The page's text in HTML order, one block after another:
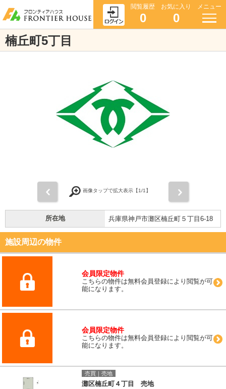
閲覧履歴
0
お気に入り
0
メニュー
楠丘町5丁目
画像タップで拡大表示【1/1】
所在地 兵庫県神戸市灘区楠丘町５丁目6-18
施設周辺の物件
会員限定物件
こちらの物件は無料会員登録により閲覧が可
能になります。
会員限定物件
こちらの物件は無料会員登録により閲覧が可
能になります。
売買｜売地
灘区楠丘町４丁目 売地